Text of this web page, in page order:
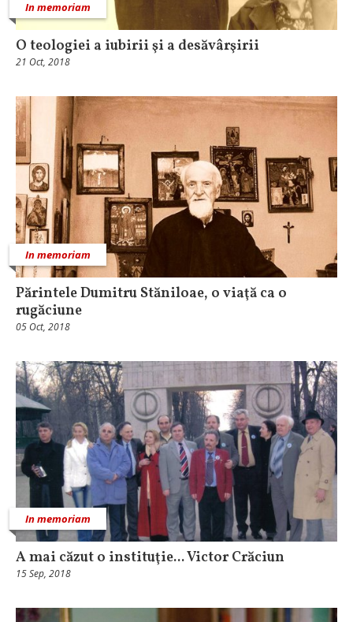
In memoriam
O teologiei a iubirii şi a desăvârşirii
21 Oct, 2018
In memoriam
Părintele Dumitru Stăniloae, o viaţă ca o
rugăciune
05 Oct, 2018
In memoriam
A mai căzut o instituţie... Victor Crăciun
15 Sep, 2018